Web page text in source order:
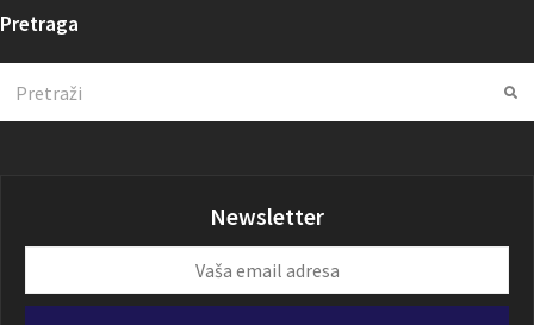
Pretraga
Newsletter
email